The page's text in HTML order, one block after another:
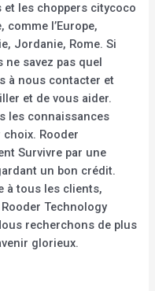
les choppers citycoco
l’Europe,
Jordanie, Rome. Si
savez pas quel
à nous contacter et
et de vous aider.
les connaissances
Rooder
Survivre par une
un bon crédit.
à tous les clients,
Technology
recherchons de plus
glorieux.